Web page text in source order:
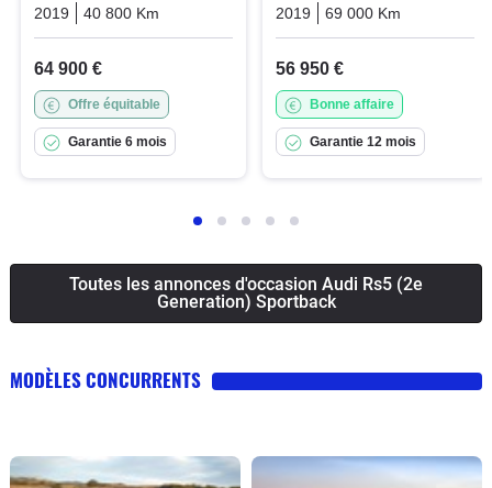
2019
40 800 Km Essence
64 900 €
Offre équitable
Garantie 6 mois
2019
69 000 Km
56 950 €
Bonne affaire
Garantie 12 mois
Toutes les annonces d'occasion Audi Rs5 (2e
Generation) Sportback
MODÈLES CONCURRENTS